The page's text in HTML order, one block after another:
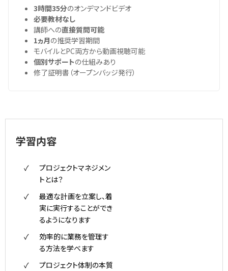
3時間35分のオンデマンドビデオ
必要教材なし
講師への直接質問可能
1ヵ月の推奨学習期間
モバイルとPC両方から動画視聴可能
個別サポートの仕組みあり
修了証明書（オープンバッジ発行）
学習内容
プロジェクトマネジメン
トとは？
最適な計画を立案し、着
実に実行することができ
るようになります
効率的に業務を管理す
る方法を学べます
プロジェクト体制の本質